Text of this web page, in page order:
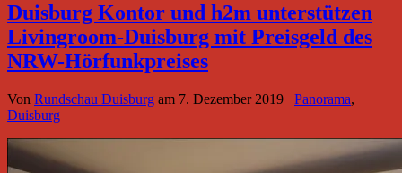
Duisburg Kontor und h2m unterstützen
Livingroom-Duisburg mit Preisgeld des
NRW-Hörfunkpreises
Von Rundschau Duisburg am 7. Dezember 2019 Panorama,
Duisburg